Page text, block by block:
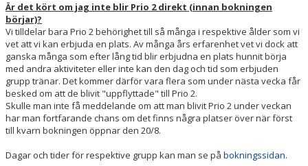
Är det kört om jag inte blir Prio 2 direkt (innan bokningen
börjar)?
Vi tilldelar bara Prio 2 behörighet till så många i respektive ålder som vi
vet att vi kan erbjuda en plats. Av många års erfarenhet vet vi dock att
ganska många som efter lång tid blir erbjudna en plats hunnit börja
med andra aktiviteter eller inte kan den dag och tid som erbjuden
grupp tränar. Det kommer därför vara flera som under nästa vecka får
besked om att de blivit "uppflyttade" till Prio 2.
Skulle man inte få meddelande om att man blivit Prio 2 under veckan
har man fortfarande chans om det finns några platser över när först
till kvarn bokningen öppnar den 20/8.
Dagar och tider för respektive grupp kan man se på bokningssidan.